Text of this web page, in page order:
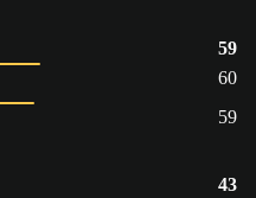
59
60
59
43